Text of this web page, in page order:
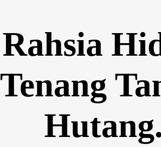
Rahsia
Tenang
Hutang.